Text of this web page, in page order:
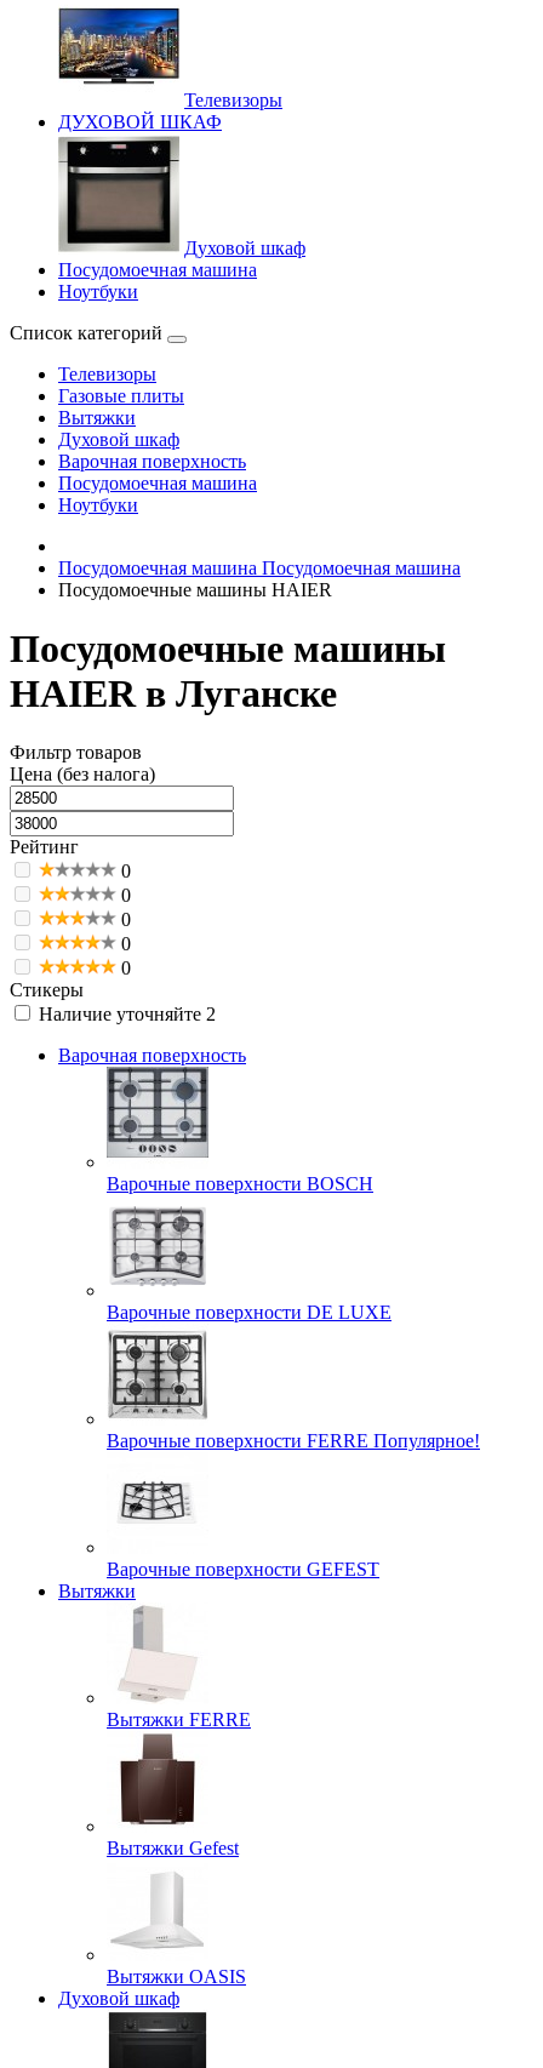
Телевизоры
ДУХОВОЙ ШКАФ
Духовой шкаф
Посудомоечная машина
Ноутбуки
Список категорий
Телевизоры
Газовые плиты
Вытяжки
Духовой шкаф
Варочная поверхность
Посудомоечная машина
Ноутбуки
Посудомоечная машина Посудомоечная машина
Посудомоечные машины HAIER
Посудомоечные машины
HAIER в Луганске
Фильтр товаров
Цена (без налога)
Рейтинг
0
0
0
0
0
Стикеры
Наличие уточняйте 2
Варочная поверхность
Варочные поверхности BOSCH
Варочные поверхности DE LUXE
Варочные поверхности FERRE Популярное!
Варочные поверхности GEFEST
Вытяжки
Вытяжки FERRE
Вытяжки Gefest
Вытяжки OASIS
Духовой шкаф